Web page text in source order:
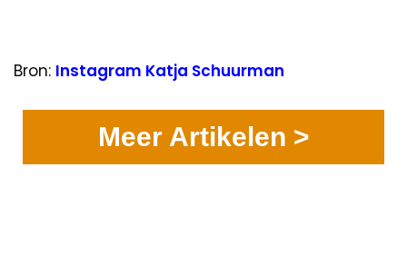
Bron: Instagram Katja Schuurman
Meer Artikelen >